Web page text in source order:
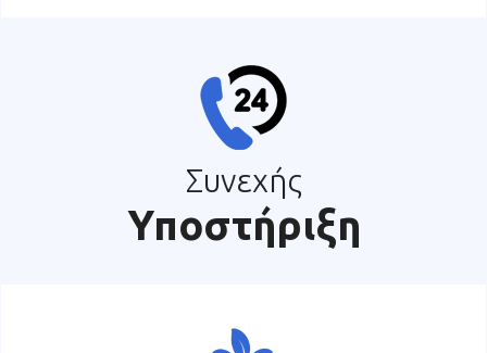
Συνεχής
Υποστήριξη